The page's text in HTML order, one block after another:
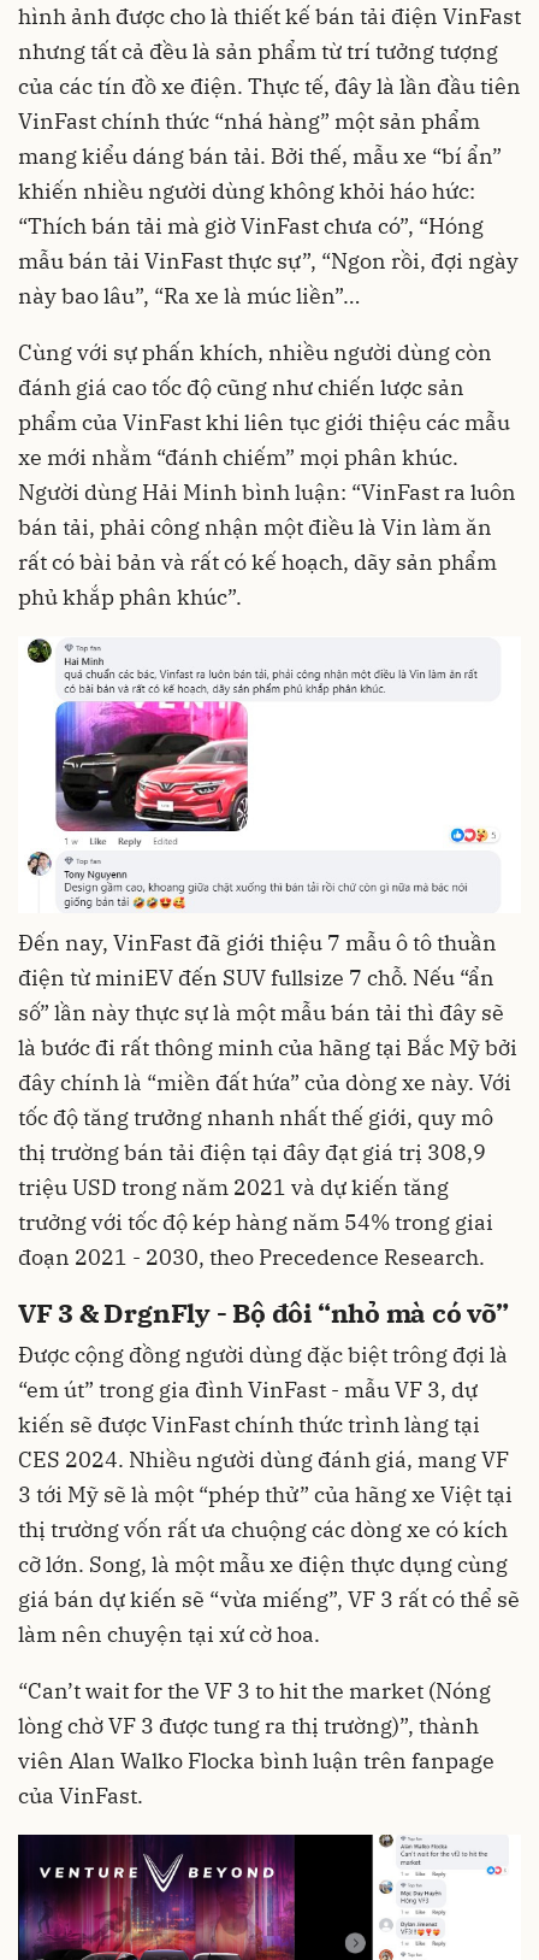
hình ảnh được cho là thiết kế bán tải điện VinFast
nhưng tất cả đều là sản phẩm từ trí tưởng tượng
của các tín đồ xe điện. Thực tế, đây là lần đầu tiên
VinFast chính thức “nhá hàng” một sản phẩm
mang kiểu dáng bán tải. Bởi thế, mẫu xe “bí ẩn”
khiến nhiều người dùng không khỏi háo hức:
“Thích bán tải mà giờVinFastchưa có”, “Hóng
mẫu bán tải VinFast thực sự”, “Ngon rồi, đợi ngày
này bao lâu”, “Ra xe là múc liền”…
Cùng với sự phấn khích, nhiều người dùng còn
đánh giá cao tốc độ cũng như chiến lược sản
phẩm của VinFast khi liên tục giới thiệu các mẫu
xe mới nhằm “đánh chiếm” mọi phân khúc.
Người dùng Hải Minh bình luận: “VinFast ra luôn
bán tải, phải công nhận một điều là Vin làm ăn
rất có bài bản và rất có kế hoạch, dãy sản phẩm
phủ khắp phân khúc”.
Đến nay, VinFast đã giới thiệu 7 mẫu ô tô thuần
điện từ miniEV đến SUV fullsize 7 chỗ. Nếu “ẩn
số” lần này thực sự là một mẫu bán tải thì đây sẽ
là bước đi rất thông minh của hãng tại Bắc Mỹ bởi
đây chính là “miền đất hứa” của dòng xe này. Với
tốc độ tăng trưởng nhanh nhất thế giới, quy mô
thị trường bán tải điện tại đây đạt giá trị 308,9
triệu USD trong năm 2021 và dự kiến tăng
trưởng với tốc độ kép hàng năm 54% trong giai
đoạn 2021 - 2030, theo Precedence Research.
VF 3 & DrgnFly - Bộ đôi “nhỏ mà có võ”
Được cộng đồng người dùng đặc biệt trông đợi là
“em út” trong gia đình VinFast - mẫu VF 3, dự
kiến sẽ được VinFast chính thức trình làng tại
CES 2024. Nhiều người dùng đánh giá, mang VF
3 tới Mỹ sẽ là một “phép thử” của hãng xe Việt tại
thị trường vốn rất ưa chuộng các dòng xe có kích
cỡ lớn. Song, là một mẫu xe điện thực dụng cùng
giá bán dự kiến sẽ “vừa miếng”, VF 3 rất có thể sẽ
làm nên chuyện tại xứ cờ hoa.
“Can’t wait for the VF 3 to hit the market (Nóng
lòng chờ VF 3 được tung ra thị trường)”, thành
viên Alan Walko Flocka bình luận trên fanpage
của VinFast.